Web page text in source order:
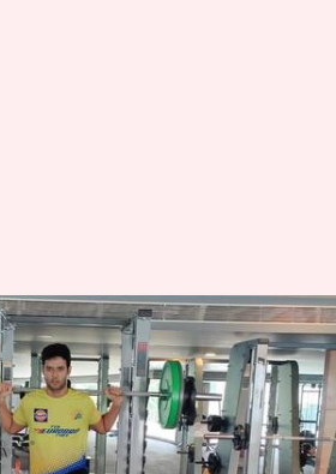
CSK की ऑल टाइम
चाहर को नहीं
07:03 pm